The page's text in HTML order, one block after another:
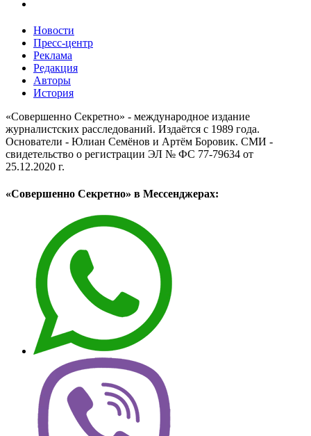
Новости
Пресс-центр
Реклама
Редакция
Авторы
История
«Совершенно Секретно» - международное издание
журналистских расследований. Издаётся с 1989 года.
Основатели - Юлиан Семёнов и Артём Боровик. CМИ -
свидетельство о регистрации ЭЛ № ФС 77-79634 от
25.12.2020 г.
«Совершенно Секретно» в Мессенджерах: